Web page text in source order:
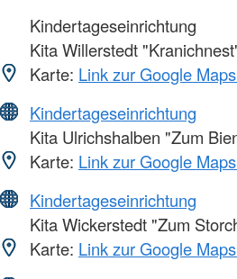
Kindertageseinrichtung
Kita Willerstedt
Karte: Link zur Google
Kindertageseinrichtung
Kita Ulrichshalben "Zum
Karte: Link zur Google
Kindertageseinrichtung
Kita Wickerstedt "Zum
Karte: Link zur Google